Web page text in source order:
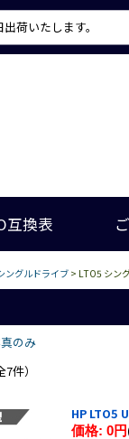
荷いたします。
互換表
ングルドライブ > LTO5 シン
のみ
件）
HP LTO5
価格: 0円